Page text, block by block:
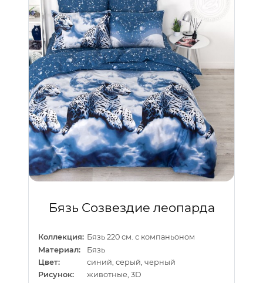
Бязь Созвездие леопарда
Коллекция: Бязь 220 см. с компаньоном
Материал:
Бязь
Цвет:
синий, серый, черный
Рисунок:
животные, 3D